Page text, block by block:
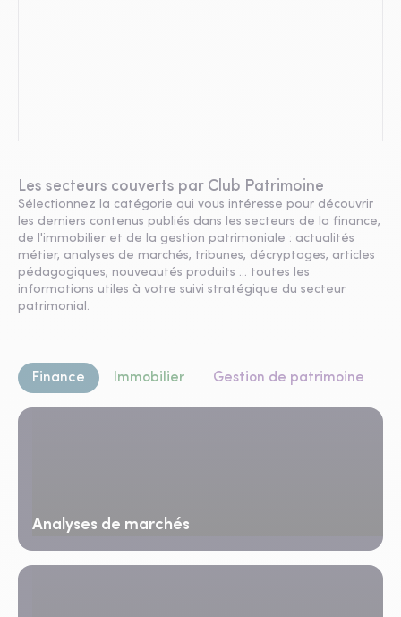
Les secteurs couverts par Club Patrimoine
Sélectionnez la catégorie qui vous intéresse pour découvrir
les derniers contenus publiés dans les secteurs de la finance,
de l'immobilier et de la gestion patrimoniale : actualités
métier, analyses de marchés, tribunes, décryptages, articles
pédagogiques, nouveautés produits ... toutes les
informations utiles à votre suivi stratégique du secteur
patrimonial.
Finance Immobilier Gestion de patrimoine
Analyses de marchés